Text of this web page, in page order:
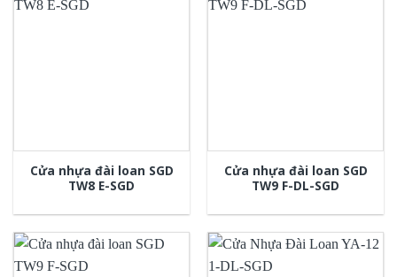
Cửa nhựa đài loan SGD
TW8 E-SGD
Cửa nhựa đài loan SGD
TW9 F-DL-SGD